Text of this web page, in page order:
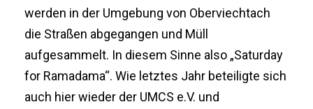
werden in der Umgebung von Oberviechtach
die Straßen abgegangen und Müll
aufgesammelt. In diesem Sinne also „Saturday
for Ramadama“. Wie letztes Jahr beteiligte sich
auch hier wieder der UMCS e.V. und